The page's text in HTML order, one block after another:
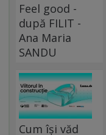
Feel good -
după FILIT -
Ana Maria
SANDU
Cum își văd